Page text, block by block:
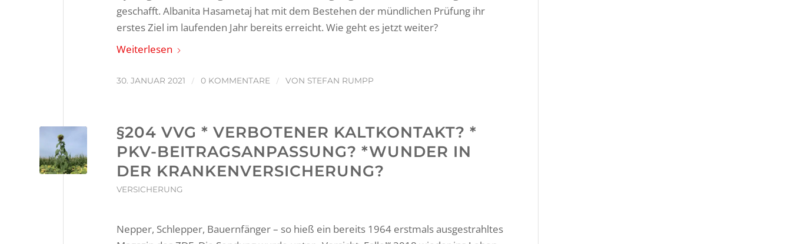
geschafft. Albanita Hasametaj hat mit dem Bestehen der mündlichen Prüfung ihr
erstes Ziel im laufenden Jahr bereits erreicht. Wie geht es jetzt weiter?
Weiterlesen
30. JANUAR 2021 / 0 KOMMENTARE / VON STEFAN RUMPP
§204 VVG * VERBOTENER KALTKONTAKT? *
PKV-BEITRAGSANPASSUNG? *WUNDER IN
DER KRANKENVERSICHERUNG?
VERSICHERUNG
Nepper, Schlepper, Bauernfänger – so hieß ein bereits 1964 erstmals ausgestrahltes